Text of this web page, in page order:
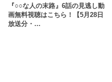
『○○な人の末路』6話の見逃し動
画無料視聴はこちら！【5月28日
放送分・…